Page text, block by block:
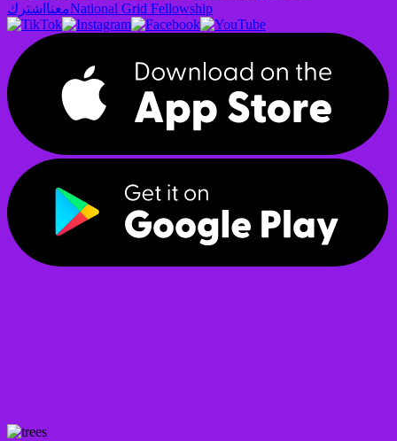
معنا اشترك National Grid Fellowship